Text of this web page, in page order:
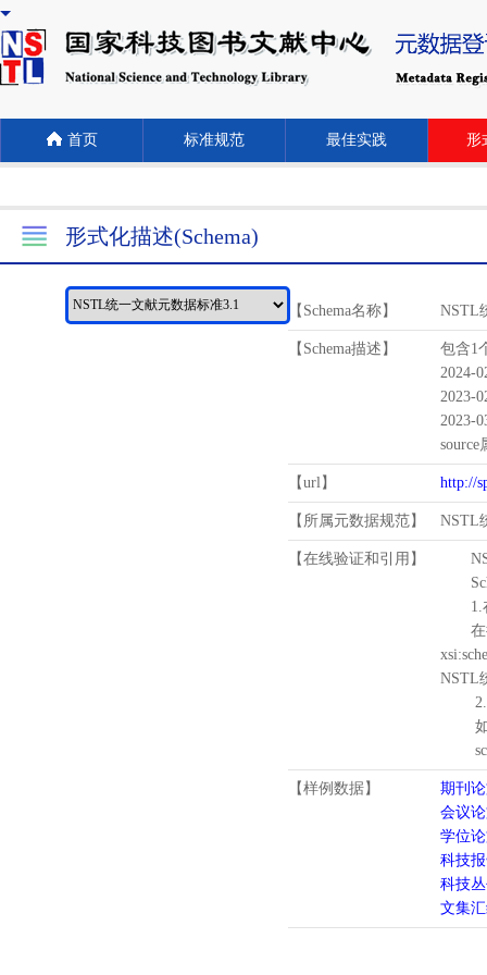
首页 标准规范 最佳实践 形
形式化描述(Schema)
【Schema名称】 NSTL
【Schema描述】
包含1
2024-
2023-
2023-
source
【url】 http://
【所属元数据规范】 NSTL
【在线验证和引用】
1.
在待
NSTL
2.
如需
【样例数据】
期刊
会议
学位
科技
科技
文集